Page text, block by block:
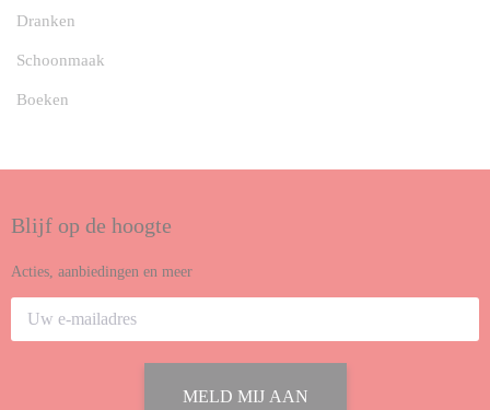
Dranken
Schoonmaak
Boeken
Blijf op de hoogte
Acties, aanbiedingen en meer
MELD MIJ AAN